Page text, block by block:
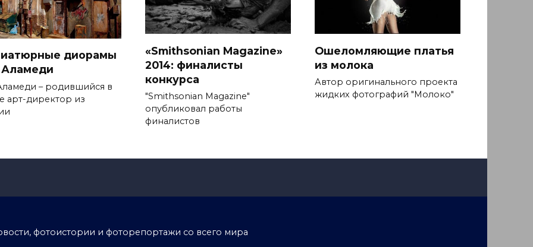
диорамы
– родившийся в
арт-директор из
«Smithsonian Magazine»
2014: финалисты
конкурса
"Smithsonian Magazine"
опубликовал работы
финалистов
Ошеломляющие платья
из молока
Автор оригинального проекта
жидких фотографий "Молоко"
фотоистории и фоторепортажи со всего мира